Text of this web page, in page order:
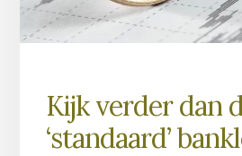
Kijk verder dan
‘standaard’